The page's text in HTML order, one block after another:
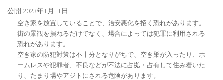
公開 2023年1月11日
空き家を放置していることで、治安悪化を招く恐れがあります。
街の景観を損ねるだけでなく、場合によっては犯罪に利用される
恐れがあります。
空き家の防犯対策は不十分となりがちで、空き巣が入ったり、ホ
ームレスや犯罪者、不良などが不法に占拠・占有して住み着いた
り、たまり場やアジトにされる危険があります。